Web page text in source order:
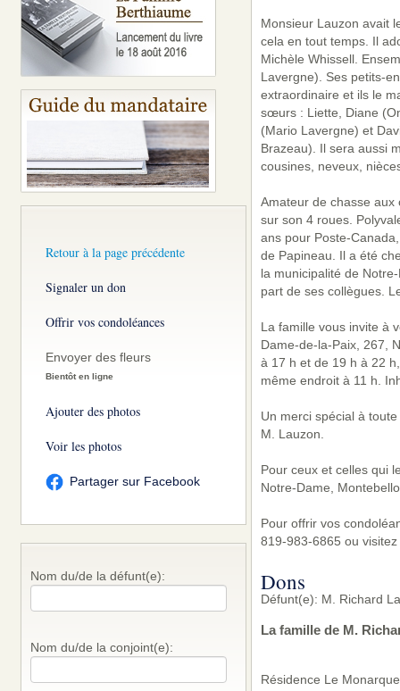
Retour à la page précédente
Signaler un don
Offrir vos condoléances
Envoyer des fleurs
Bientôt en ligne
Ajouter des photos
Voir les photos
Partager sur Facebook
Nom du/de la défunt(e):
Nom du/de la conjoint(e):
Monsieur Lauzon avait
cela en tout temps. Il
Michèle Whissell.
Lavergne). Ses petits-
extraordinaire et ils le
sœurs : Liette, Diane
(Mario Lavergne) et
Brazeau). Il sera aussi
cousines, neveux,
Amateur de chasse aux
sur son 4 roues.
ans pour Poste-
de Papineau. Il a été
la municipalité de
part de ses collègues.
La famille vous invite à
Dame-de-la-Paix, 267,
à 17 h et de 19 h à 22
même endroit à 11 h.
Un merci spécial à
M. Lauzon.
Pour ceux et celles qui
Notre-Dame,
Pour offrir vos
819-983-6865 ou
Dons
Défunt(e): M. Richard
La famille de M.
Résidence Le Monarque